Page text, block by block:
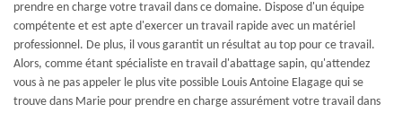
prendre en charge votre travail dans ce domaine. Dispose d'un équipe
compétente et est apte d'exercer un travail rapide avec un matériel
professionnel. De plus, il vous garantit un résultat au top pour ce travail.
Alors, comme étant spécialiste en travail d'abattage sapin, qu'attendez
vous à ne pas appeler le plus vite possible Louis Antoine Elagage qui se
trouve dans Marie pour prendre en charge assurément votre travail dans